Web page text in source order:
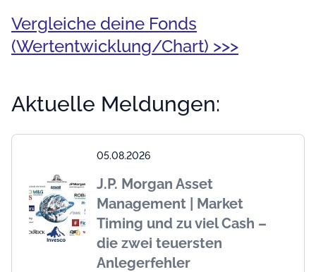
Vergleiche deine Fonds
(Wertentwicklung/Chart) >>>
Aktuelle Meldungen:
05.08.2026
J.P. Morgan Asset
Management | Market
Timing und zu viel Cash –
die zwei teuersten
Anlegerfehler